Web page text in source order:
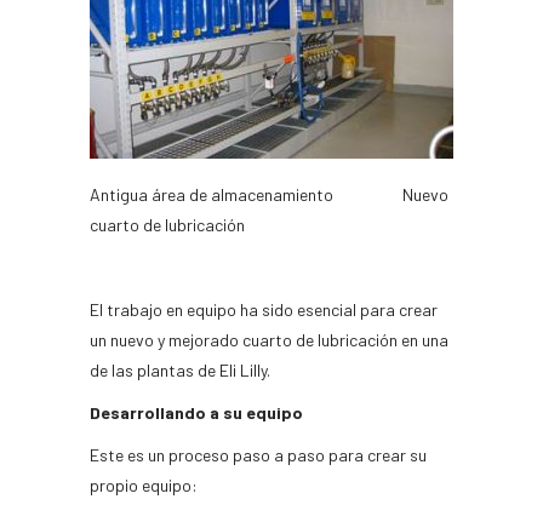
Antigua área de almacenamiento Nuevo
cuarto de lubricación
El trabajo en equipo ha sido esencial para crear
un nuevo y mejorado cuarto de lubricación en una
de las plantas de Eli Lilly.
Desarrollando a su equipo
Este es un proceso paso a paso para crear su
propio equipo: